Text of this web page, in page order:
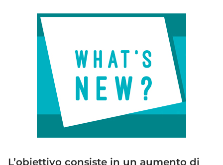
L’obiettivo consiste in un aumento di